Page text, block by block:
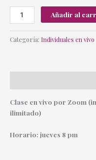
Añadir al
Categoría: Individuales en vivo
Clase en vivo por Zoom
ilimitado)
Horario: jueves 8 pm